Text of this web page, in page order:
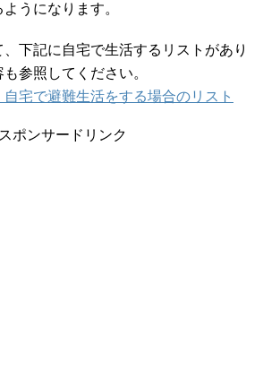
うになります。
下記に自宅で生活するリストがあり
参照してください。
で避難生活をする場合のリスト
スポンサードリンク